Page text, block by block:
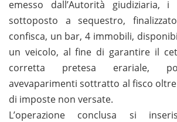
emesso dall’Autorità giudiziaria, i
sottoposto a sequestro,
confisca, un bar, 4 immobili,
un veicolo, al fine di garantire il
corretta pretesa erariale,
avevaparimenti sottratto al fisco
di imposte non versate.
L’operazione conclusa si